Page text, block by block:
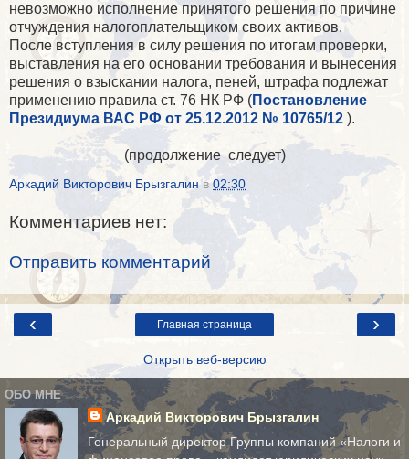
невозможно исполнение принятого решения по причине
отчуждения налогоплательщиком своих активов.
После вступления в силу решения по итогам проверки,
выставления на его основании требования и вынесения
решения о взыскании налога, пеней, штрафа подлежат
применению правила ст. 76 НК РФ (Постановление
Президиума ВАС РФ от 25.12.2012 № 10765/12 ).
(продолжение следует)
Аркадий Викторович Брызгалин в02:30
Комментариев нет:
Отправить комментарий
‹ ›
Главная страница
Открыть веб-версию
ОБО МНЕ
Аркадий Викторович Брызгалин
Генеральный директор Группы компаний «Налоги и